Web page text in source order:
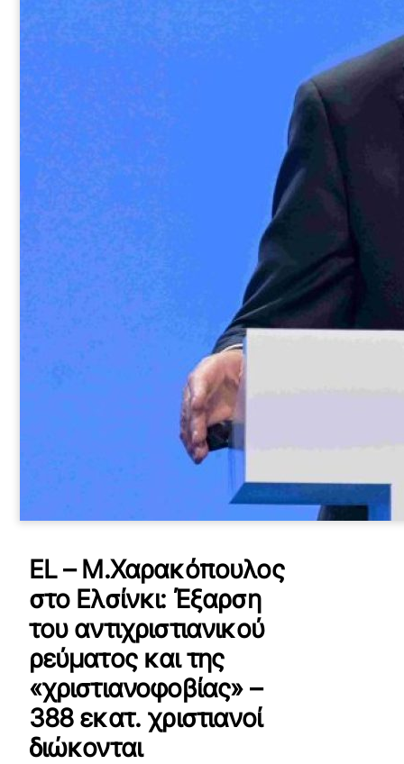
EL – Μ.Χαρακόπουλος
στο Ελσίνκι: Έξαρση
του αντιχριστιανικού
ρεύματος και της
«χριστιανοφοβίας» –
388 εκατ. χριστιανοί
διώκονται